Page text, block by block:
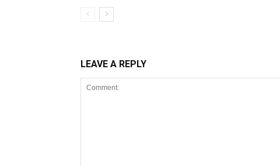
LEAVE A REPLY